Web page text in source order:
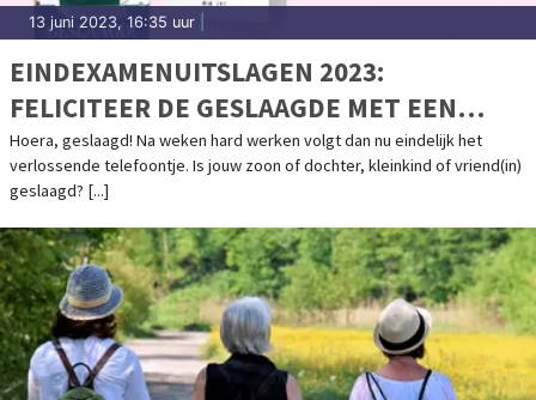
13 juni 2023, 16:35 uur
EINDEXAMENUITSLAGEN 2023:
FELICITEER DE GESLAAGDE MET EEN
KAART!
Hoera, geslaagd! Na weken hard werken volgt dan nu eindelijk het
verlossende telefoontje. Is jouw zoon of dochter, kleinkind of vriend(in)
geslaagd? [...]